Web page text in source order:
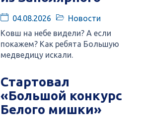
04.08.2026
Новости
Ковш на небе видели? А если
покажем? Как ребята Большую
медведицу искали.
Стартовал
«Большой конкурс
Белого мишки»